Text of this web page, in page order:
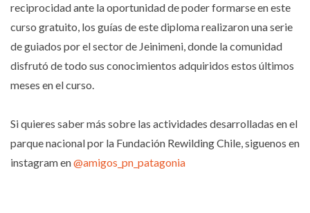
reciprocidad ante la oportunidad de poder formarse en este
curso gratuito, los guías de este diploma realizaron una serie
de guiados por el sector de Jeinimeni, donde la comunidad
disfrutó de todo sus conocimientos adquiridos estos últimos
meses en el curso.
Si quieres saber más sobre las actividades desarrolladas en el
parque nacional por la Fundación Rewilding Chile, siguenos en
instagram en@amigos_pn_patagonia